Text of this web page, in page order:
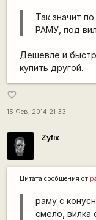
Так значит
РАМУ, под
Дешевле и
купить другой.
favorite_border
15 Фев, 2014 21:33
Zyfix
Цитата сообщения от
раму с
смело, вилка